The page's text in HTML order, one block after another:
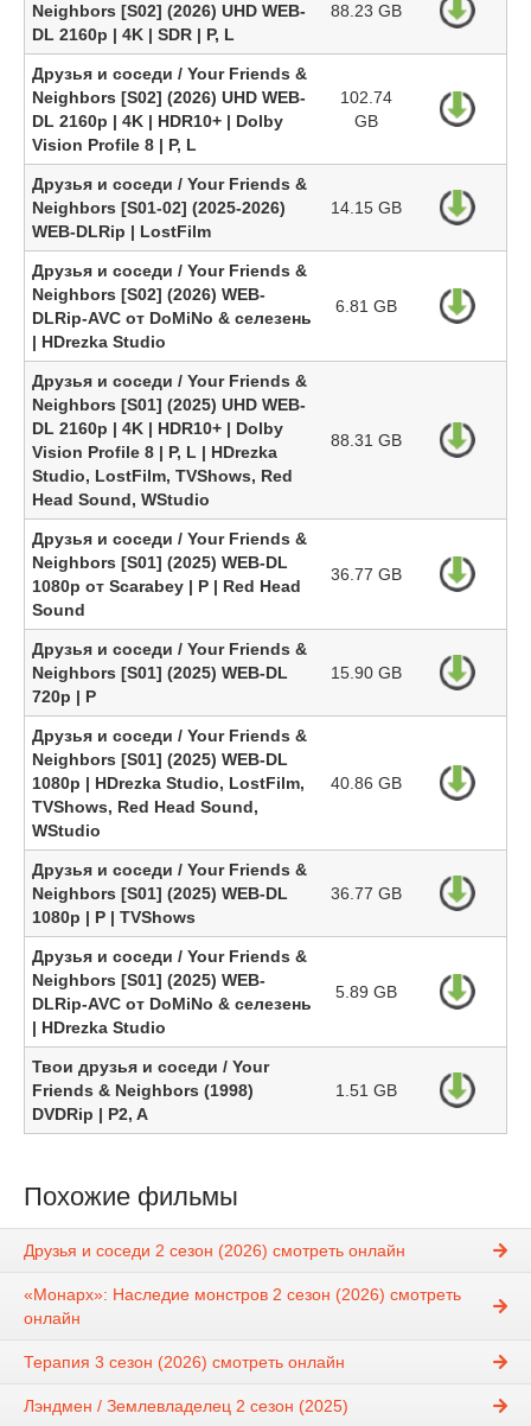
Neighbors [S02] (2026) UHD WEB-
DL 2160p | 4K | SDR | P, L
88.23 GB
Друзья и соседи / Your Friends &
Neighbors [S02] (2026) UHD WEB-
DL 2160p | 4K | HDR10+ | Dolby
Vision Profile 8 | P, L
102.74
GB
Друзья и соседи / Your Friends &
Neighbors [S01-02] (2025-2026)
WEB-DLRip | LostFilm
14.15 GB
Друзья и соседи / Your Friends &
Neighbors [S02] (2026) WEB-
DLRip-AVC от DoMiNo & селезень
| HDrezka Studio
6.81 GB
Друзья и соседи / Your Friends &
Neighbors [S01] (2025) UHD WEB-
DL 2160p | 4K | HDR10+ | Dolby
Vision Profile 8 | P, L | HDrezka
Studio, LostFilm, TVShows, Red
Head Sound, WStudio
88.31 GB
Друзья и соседи / Your Friends &
Neighbors [S01] (2025) WEB-DL
1080p от Scarabey | P | Red Head
Sound
36.77 GB
Друзья и соседи / Your Friends &
Neighbors [S01] (2025) WEB-DL
720p | P
15.90 GB
Друзья и соседи / Your Friends &
Neighbors [S01] (2025) WEB-DL
1080p | HDrezka Studio, LostFilm,
TVShows, Red Head Sound,
WStudio
40.86 GB
Друзья и соседи / Your Friends &
Neighbors [S01] (2025) WEB-DL
1080p | P | TVShows
36.77 GB
Друзья и соседи / Your Friends &
Neighbors [S01] (2025) WEB-
DLRip-AVC от DoMiNo & селезень
| HDrezka Studio
5.89 GB
Твои друзья и соседи / Your
Friends & Neighbors (1998)
DVDRip | P2, A
1.51 GB
Похожие фильмы
Друзья и соседи 2 сезон (2026) смотреть онлайн
«Монарх»: Наследие монстров 2 сезон (2026) смотреть
онлайн
Терапия 3 сезон (2026) смотреть онлайн
Лэндмен / Землевладелец 2 сезон (2025)